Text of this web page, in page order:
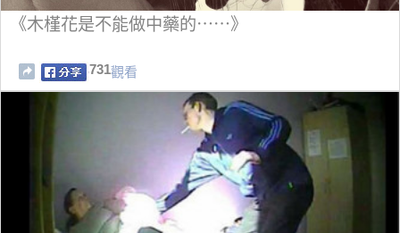
《木槿花是不能做中藥的⋯⋯》
731觀看